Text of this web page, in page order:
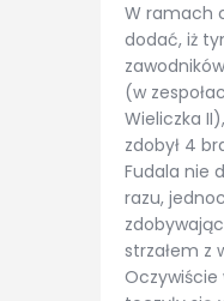
W ramach
dodać, iż
(w
Wieliczka
zdobył 4
Fudala nie
razu,
strzałem z
Oczywiście